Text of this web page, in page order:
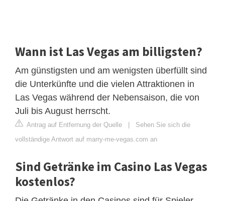
Wann ist Las Vegas am billigsten?
Am günstigsten und am wenigsten überfüllt sind
die Unterkünfte und die vielen Attraktionen in
Las Vegas während der Nebensaison, die von
Juli bis August herrscht.
Antrag auf Entfernung der Quelle | Sehen Sie sich die
vollständige Antwort auf marry-me-vegas.com an
Sind Getränke im Casino Las Vegas
kostenlos?